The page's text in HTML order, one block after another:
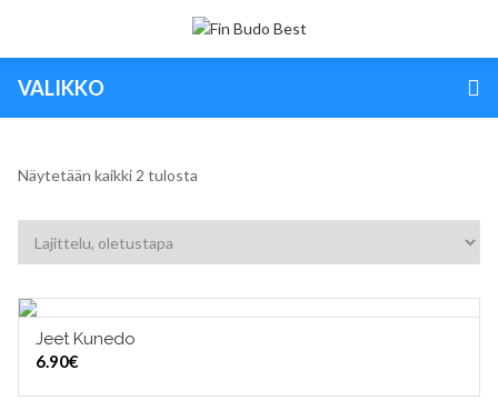
VALIKKO
Näytetään kaikki 2 tulosta
Jeet Kunedo
6.90€